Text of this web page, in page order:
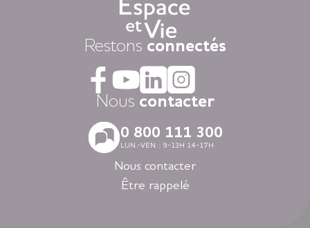
attentionnée, réalisée par des équipes de professionnels
Dans nos résidences pour personnes âgées vous vivez dans
la tranquillité grâce au dispositif d’appel d’urgence et la
coordination médicale inclues. Faites le choix du confort
avec la restauration, la blanchisserie, l’espace coiffure-beauté
ou l’espace forme et détente à votre disposition dans vos
espaces communs.
Avec nos logements modernes et spécialement adaptés aux
personnes âgées vous vivez en toute autonomie dans des
villes agréables et des environnements soigneusement
sélectionnés en Nouvelle-Aquitaine, en Auvergne-Rhône-
Alpes, en Ile-de-France, en Bretagne et dans les Pays de la
Restons connectés
Nous contacter
0 800 111 300
LUN.-VEN. : 9-13H 14-17H
Nous contacter
Être rappelé